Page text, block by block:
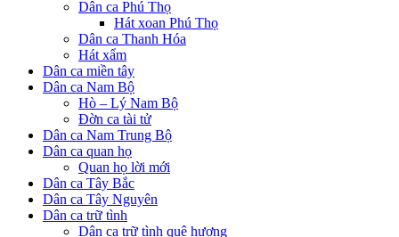
Dân ca Phú Thọ
Hát xoan Phú Thọ
Dân ca Thanh Hóa
Hát xẩm
Dân ca miền tây
Dân ca Nam Bộ
Hò – Lý Nam Bộ
Đờn ca tài tử
Dân ca Nam Trung Bộ
Dân ca quan họ
Quan họ lời mới
Dân ca Tây Bắc
Dân ca Tây Nguyên
Dân ca trữ tình
Dân ca trữ tình quê hương